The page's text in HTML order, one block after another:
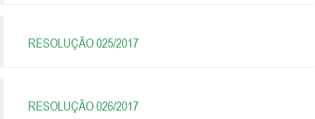
RESOLUÇÃO 025/2017
RESOLUÇÃO 026/2017